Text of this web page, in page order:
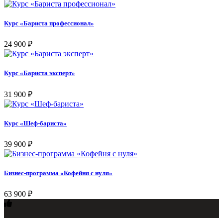
Курс «Бариста профессионал»
24 900 ₽
Курс «Бариста эксперт»
31 900 ₽
Курс «Шеф-бариста»
39 900 ₽
Бизнес-программа «Кофейня с нуля»
63 900 ₽